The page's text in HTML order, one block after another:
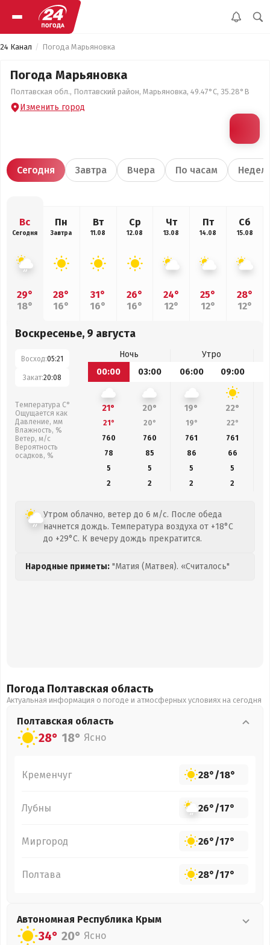
24 Канал Погода Марьяновка
Погода Марьяновка
Полтавская обл., Полтавский район, Марьяновка, 49.47°С, 35.28°В
Изменить город
Сегодня Завтра Вчера По часам
Вс
Сегодня
29°
18°
Пн
Завтра
28°
16°
Вт
11.08
31°
16°
Ср
12.08
26°
16°
Чт
13.08
24°
12°
Пт
14.08
25°
12°
Сб
15.08
28°
12°
Воскресенье, 9 августа
Восход:05:21
Закат:20:08
Температура С°
Ощущается как
Давление, мм
Влажность, %
Ветер, м/с
Вероятность
осадков, %
Ночь
Утро
00:00
03:00 06:00 09:00
21° 20° 19° 22°
21° 20° 19° 22°
760
760 761 761
78
85 86 66
5
5 5
5
2
2 2 2
Утром облачно, ветер до 6 м/с. После обеда
начнется дождь. Температура воздуха от +18°C
до +29°C. К вечеру дождь прекратится.
Народные приметы: "Матия (Матвея). «Считалось"
Погода Полтавская область
Актуальная информация о погоде и атмосферных условиях на сегодня
Полтавская область
28° 18° Ясно
Кременчуг 28°/18°
Лубны 26°/17°
Миргород 26°/17°
Полтава 28°/17°
Автономная Республика Крым
34° 20° Ясно